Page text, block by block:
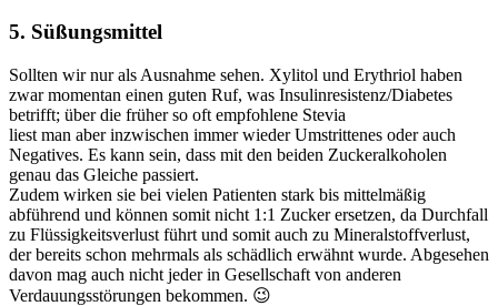
5. Süßungsmittel
Sollten wir nur als Ausnahme sehen. Xylitol und Erythriol haben
zwar momentan einen guten Ruf, was Insulinresistenz/Diabetes
betrifft; über die früher so oft empfohlene Stevia
liest man aber inzwischen immer wieder Umstrittenes oder auch
Negatives. Es kann sein, dass mit den beiden Zuckeralkoholen
genau das Gleiche passiert.
Zudem wirken sie bei vielen Patienten stark bis mittelmäßig
abführend und können somit nicht 1:1 Zucker ersetzen, da Durchfall
zu Flüssigkeitsverlust führt und somit auch zu Mineralstoffverlust,
der bereits schon mehrmals als schädlich erwähnt wurde. Abgesehen
davon mag auch nicht jeder in Gesellschaft von anderen
Verdauungsstörungen bekommen. 😉